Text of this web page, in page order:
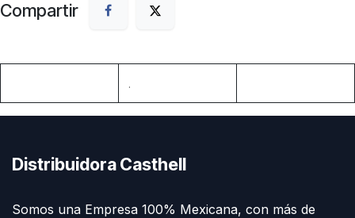
Compartir
.
Distribuidora Casthell
Somos una Empresa 100% Mexicana, con más de